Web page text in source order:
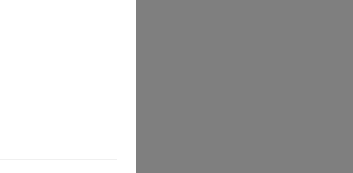
法改正など
必要性の高
る。適正な